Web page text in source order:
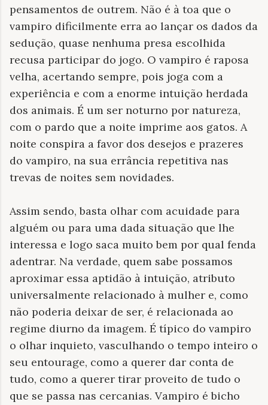
pensamentos de outrem. Não é à toa que o
vampiro dificilmente erra ao lançar os dados da
sedução, quase nenhuma presa escolhida
recusa participar do jogo. O vampiro é raposa
velha, acertando sempre, pois joga com a
experiência e com a enorme intuição herdada
dos animais. É um ser noturno por natureza,
com o pardo que a noite imprime aos gatos. A
noite conspira a favor dos desejos e prazeres
do vampiro, na sua errância repetitiva nas
trevas de noites sem novidades.
Assim sendo, basta olhar com acuidade para
alguém ou para uma dada situação que lhe
interessa e logo saca muito bem por qual fenda
adentrar. Na verdade, quem sabe possamos
aproximar essa aptidão à intuição, atributo
universalmente relacionado à mulher e, como
não poderia deixar de ser, é relacionada ao
regime diurno da imagem. É típico do vampiro
o olhar inquieto, vasculhando o tempo inteiro o
seu entourage, como a querer dar conta de
tudo, como a querer tirar proveito de tudo o
que se passa nas cercanias. Vampiro é bicho